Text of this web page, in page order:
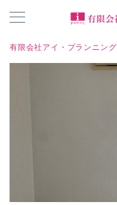
有限会社アイ・プランニング